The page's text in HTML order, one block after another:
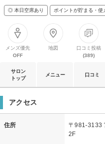
◎ 本日空席あり ポイントが貯まる・使
メンズ優先
OFF
地図
口コミ投稿
(389)
サロン
トップ
メニュー 口コミ
アクセス
住所
〒981-3133
2F